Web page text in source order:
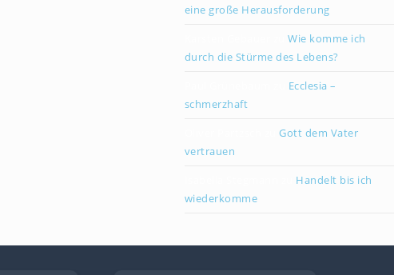
eine große Herausforderung
zuWie komme ich
durch die Stürme des Lebens?
Ecclesia –
schmerzhaft
zuGott dem Vater
vertrauen
Handelt bis ich
wiederkomme